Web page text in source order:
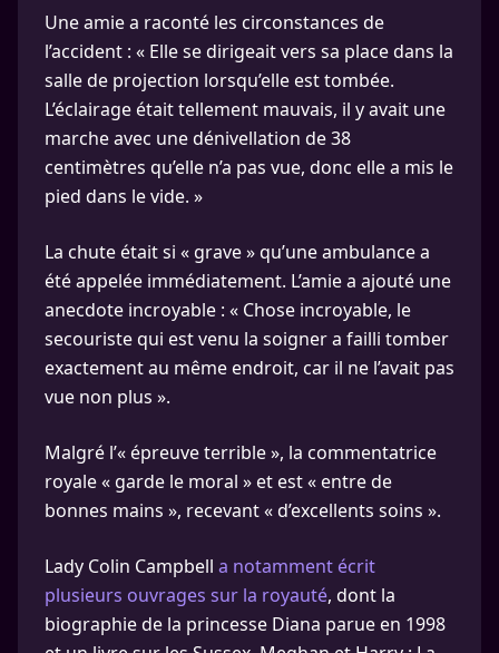
Une amie a raconté les circonstances de
l’accident : « Elle se dirigeait vers sa place dans la
salle de projection lorsqu’elle est tombée.
L’éclairage était tellement mauvais, il y avait une
marche avec une dénivellation de 38
centimètres qu’elle n’a pas vue, donc elle a mis le
pied dans le vide. »
La chute était si « grave » qu’une ambulance a
été appelée immédiatement. L’amie a ajouté une
anecdote incroyable : « Chose incroyable, le
secouriste qui est venu la soigner a failli tomber
exactement au même endroit, car il ne l’avait pas
vue non plus ».
Malgré l’« épreuve terrible », la commentatrice
royale « garde le moral » et est « entre de
bonnes mains », recevant « d’excellents soins ».
Lady Colin Campbell a notamment écrit
plusieurs ouvrages sur la royauté, dont la
biographie de la princesse Diana parue en 1998